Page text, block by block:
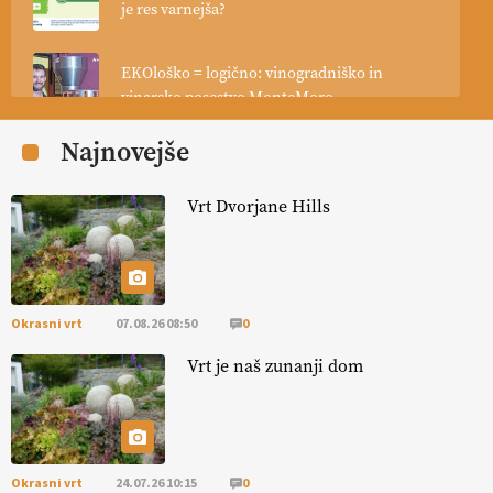
je res varnejša?
EKOloško = logično: vinogradniško in
vinarsko posestvo MonteMoro
EKOloško = logično: ekološka kmetija
EKOloško = logično: ekološka kmetija
HOMAR
EKOloško = logično: VLOG Ekološko
kmetijstvo brez škropljenja?
EKOloško = logično: ekološka kmetija
ALTENBAHER
Najnovejše
Vrt Dvorjane Hills
Okrasni vrt 07.08.26 08:50 0
Vrt je naš zunanji dom
Okrasni vrt 24.07.26 10:15 0